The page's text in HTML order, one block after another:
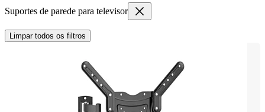
Suportes de parede para televisor
Limpar todos os filtros